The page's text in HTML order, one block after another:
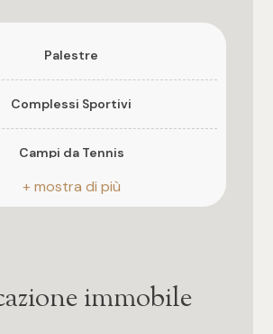
Stato attuale
Balconi
Presente, 18 mq
Palestre
Complessi Sportivi
Campi da Tennis
Stazione Ferroviariaimmobile